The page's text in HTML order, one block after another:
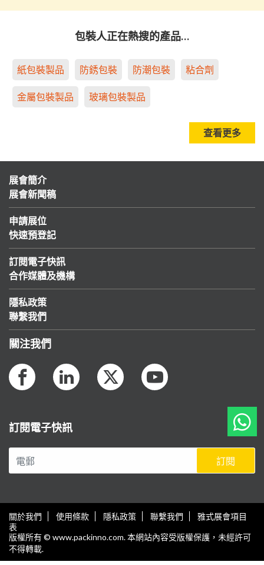
包裝人正在熱搜的產品…
紙包裝製品 防銹包裝 防潮包裝 粘合劑
金屬包裝製品 玻璃包裝製品
查看更多
展會簡介
展會新聞稿
申請展位
快速預登記
訂閱電子快訊
合作媒體及機構
隱私政策
聯繫我們
關注我們
訂閱電子快訊
訂閱
關於我們 使用條款 隱私政策 聯繫我們
雅式展會項目
表
版權所有 © www.packinno.com. 本網站內容受版權保護，未經許可
不得轉載.